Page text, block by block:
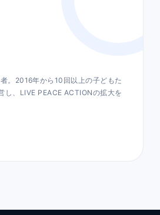
。2016年から10回以上の子どもた
し、LIVE PEACE ACTIONの拡大を